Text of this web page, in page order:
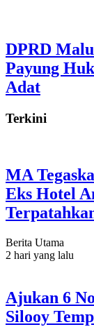
DPRD
Payung
Adat
Terkini
MA
Eks Hotel
Berita Utama
2 hari yang lalu
Ajukan 6
Silooy